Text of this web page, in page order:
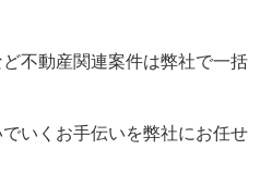
不動産関連案件は弊社で一括
いくお手伝いを弊社にお任せ